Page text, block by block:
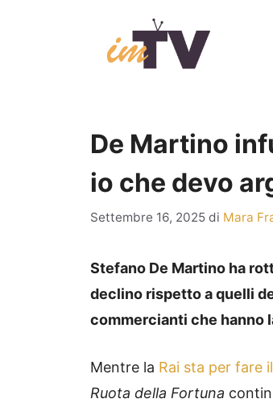
De Martino
io che devo
Settembre 16, 2025 di Mara
Stefano De Martino ha
declino rispetto a quelli
commercianti che hanno
Mentre la Rai sta per fare
Ruota della Fortuna